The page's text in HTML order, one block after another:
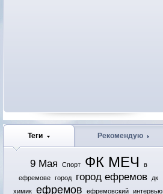
Теги Рекомендую
9 Мая Спорт ФК МЕЧ
в
ефремове
город город ефремов
дк
химик
ефремов ефремовский интервью